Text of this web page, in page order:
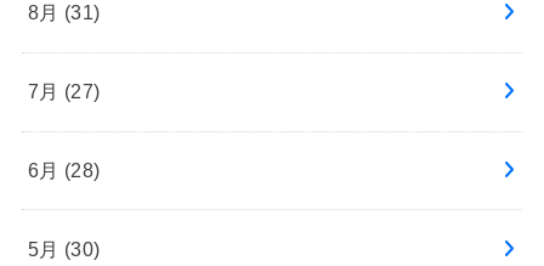
8月 (31)
7月 (27)
6月 (28)
5月 (30)